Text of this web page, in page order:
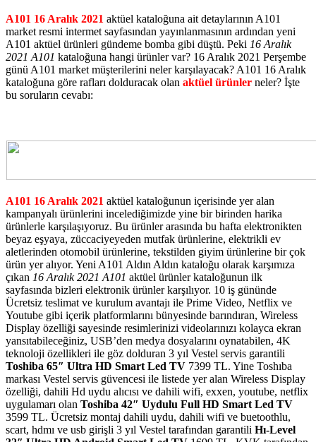
A101 16 Aralık 2021 aktüel kataloğuna ait detaylarının A101
market resmi intermet sayfasından yayınlanmasının ardından yeni
A101 aktüel ürünleri gündeme bomba gibi düştü. Peki 16 Aralık
2021 A101 kataloğuna hangi ürünler var? 16 Aralık 2021 Perşembe
günü A101 market müşterilerini neler karşılayacak? A101 16 Aralık
kataloğuna göre rafları dolduracak olan aktüel ürünler neler? İşte
bu soruların cevabı:
A101 16 Aralık 2021 aktüel kataloğunun içerisinde yer alan
kampanyalı ürünlerini incelediğimizde yine bir birinden harika
ürünlerle karşılaşıyoruz. Bu ürünler arasında bu hafta elektronikten
beyaz eşyaya, züccaciyeyeden mutfak ürünlerine, elektrikli ev
aletlerinden otomobil ürünlerine, tekstilden giyim ürünlerine bir çok
ürün yer alıyor. Yeni A101 Aldın Aldın kataloğu olarak karşımıza
çıkan 16 Aralık 2021 A101 aktüel ürünler kataloğunun ilk
sayfasında bizleri elektronik ürünler karşılıyor. 10 iş gününde
Ücretsiz teslimat ve kurulum avantajı ile Prime Video, Netflix ve
Youtube gibi içerik platformlarını bünyesinde barındıran, Wireless
Display özelliği sayesinde resimlerinizi videolarınızı kolayca ekran
yansıtabileceğiniz, USB’den medya dosyalarını oynatabilen, 4K
teknoloji özellikleri ile göz dolduran 3 yıl Vestel servis garantili
Toshiba 65″ Ultra HD Smart Led TV 7399 TL. Yine Toshıba
markası Vestel servis güvencesi ile listede yer alan Wireless Display
özelliği, dahili Hd uydu alıcısı ve dahili wifi, exxen, youtube, netflix
uygulamarı olan Toshiba 42″ Uydulu Full HD Smart Led TV
3599 TL. Ücretsiz montaj dahili uydu, dahili wifi ve buetoothlu,
scart, hdmı ve usb girişli 3 yıl Vestel tarafından garantili Hı-Level